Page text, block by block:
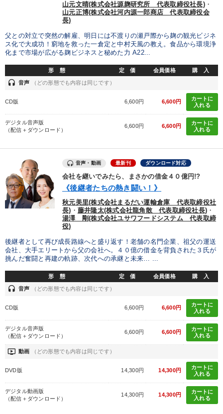
リーダーの魅力向上 財務・数字力の向上
発想力を磨きたい 後継者に聞かせたい 経営を改善したい
財務・数字力の向上
キーワード
お金の授業 ドラッカー ベンチャー 通販 思考法
※「更新」を押すと「カテゴリー」「目的別」「キーワード」を更新いただけます。
local_offer タグから探す
すべての音声・動画（全2077タイトル）からお探しいただけます
販売戦略 早分かり 多様性・ダイバーシティ
創業者 節税 投資 中村天風 伝統・文化
老舗企業 デジタルマーケティング SDGs 井上和弘
政治家
心を磨く モチベーション
イノベーション 理念・パーパス
※「更新」を押すと「タグ・キーワード」を更新いただけます。
山元文晴(株式会社源麹研究所 代表取締役社長)・
山元正博(株式会社河内源一郎商店 代表取締役会
長)
父との対立で突然の解雇、明日には不渡りの瀬戸際から麹の観光ビジネ
ス化で大成功！窮地を救った一倉定と中村天風の教え。食品から環境浄
化まで市場が広がる麹ビジネスと秘めた力 A22...
形 態 定 価 会員価格 購 入
headset 音声 （どの形態でも内容は同じです）
CD版 6,600円 6,600円
カートに
入れる
デジタル音声版
（配信＋ダウンロード）
6,600円 6,600円
カートに
入れる
音声・動画 最新刊 ダウンロード対応
会社を継いでみたら、まさかの借金４０億円!?
《後継者たちの熱き闘い！》
秋元美里(株式会社まるだい運輸倉庫 代表取締役社
長) ・ 藤井隆太(株式会社龍角散 代表取締役社長) ・
湯澤 剛(株式会社ユサワフードシステム 代表取締
役)
後継者として再び成長路線へと盛り返す！老舗の名門企業、祖父の運送
会社、大手エリートから父の会社へ。４０億の借金を背負された３氏が
挑んだ奮闘と再建の軌跡、次代への承継と未来… ...
形 態 定 価 会員価格 購 入
headset 音声 （どの形態でも内容は同じです）
CD版 6,600円 6,600円
カートに
入れる
デジタル音声版
（配信＋ダウンロード）
6,600円 6,600円
カートに
入れる
ondemand_video 動画 （どの形態でも内容は同じです）
DVD版 14,300円 14,300円
カートに
入れる
デジタル動画版
（配信＋ダウンロード）
14,300円 14,300円
カートに
入れる